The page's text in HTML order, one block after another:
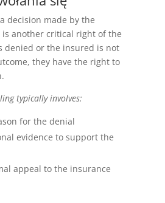
decision made by the
is another critical right of the
denied or the insured is not
they have the right to
typically involves:
for the denial
evidence to support the
appeal to the insurance